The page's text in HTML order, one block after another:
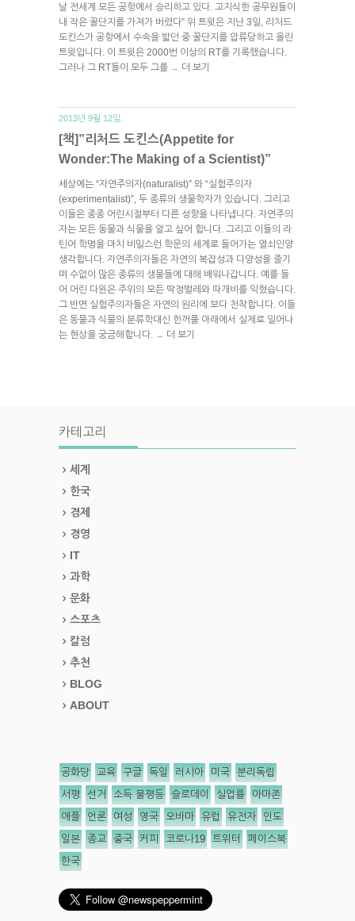
날 전세계 모든 공항에서 승리하고 있다. 고지식한 공무원들이
내 작은 꿀단지를 가져가 버렸다” 위 트윗은 지난 3일, 리처드
도킨스가 공항에서 수속을 밟던 중 꿀단지를 압류당하고 올린
트윗입니다. 이 트윗은 2000번 이상의 RT를 기록했습니다.
그러나 그 RT들이 모두 그를 → 더 보기
2013년 9월 12일.
[책]”리처드 도킨스(Appetite for
Wonder:The Making of a Scientist)”
세상에는 “자연주의자(naturalist)” 와 “실험주의자
(experimentalist)”, 두 종류의 생물학자가 있습니다. 그리고
이들은 종종 어린시절부터 다른 성향을 나타냅니다. 자연주의
자는 모든 동물과 식물을 알고 싶어 합니다. 그리고 이들의 라
틴어 학명을 마치 비밀스런 학문의 세계로 들어가는 열쇠인양
생각합니다. 자연주의자들은 자연의 복잡성과 다양성을 즐기
며 수없이 많은 종류의 생물들에 대해 배워나갑니다. 예를 들
어 어린 다윈은 주위의 모든 딱정벌레와 따개비를 익혔습니다.
그 반면 실험주의자들은 자연의 원리에 보다 천착합니다. 이들
은 동물과 식물의 분류학대신 한꺼풀 아래에서 실제로 일어나
는 현상을 궁금해합니다.
→ 더 보기
카테고리
세계
한국
경제
경영
IT
과학
문화
스포츠
칼럼
추천
BLOG
ABOUT
공화당 교육 구글 독일 러시아 미국 분리독립
서평 선거 소득 불평등 슬로데이 실업률 아마존
애플 언론 여성 영국 오바마 유럽 유전자 인도
일본 종교 중국 커피 코로나19 트위터 페이스북
한국